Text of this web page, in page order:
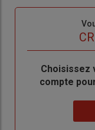
Body
compte